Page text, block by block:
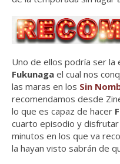
Uno de ellos podría ser la
Fukunaga el cual nos
las maras en los Sin
recomendamos desde
lo que es capaz de hacer
cuarto episodio y
minutos en los que va
la hayan visto sabrán de